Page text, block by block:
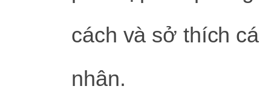
cách và sở thích cá
nhân.